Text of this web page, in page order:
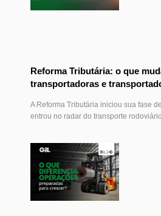
Reforma Tributária: o que
transportadoras e
A Reforma Tributária iniciou sua fase
entrou no radar do transporte